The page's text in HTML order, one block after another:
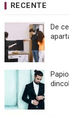
RECENTE
De